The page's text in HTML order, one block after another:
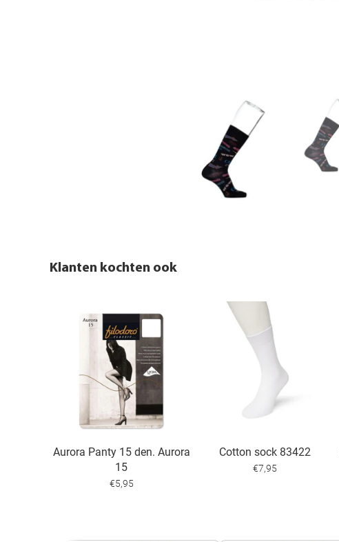
Klanten kochten ook
Aurora Panty 15 den. Aurora
15
€5,95
Cotton sock 83422
€7,95